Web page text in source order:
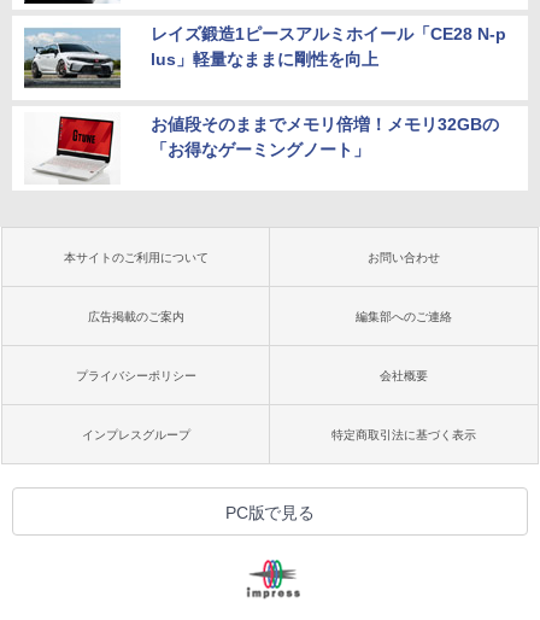
レイズ鍛造1ピースアルミホイール「CE28 N-p
lus」軽量なままに剛性を向上
お値段そのままでメモリ倍増！メモリ32GBの
「お得なゲーミングノート」
本サイトのご利用について お問い合わせ
広告掲載のご案内 編集部へのご連絡
プライバシーポリシー 会社概要
インプレスグループ 特定商取引法に基づく表示
PC版で見る